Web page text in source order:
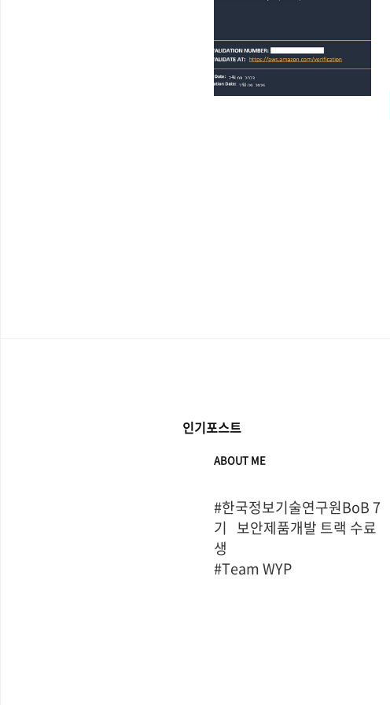
인기포스트
ABOUT ME
#한국정보기술연구원BoB 7
기   보안제품개발 트랙 수료
생
#Team WYP